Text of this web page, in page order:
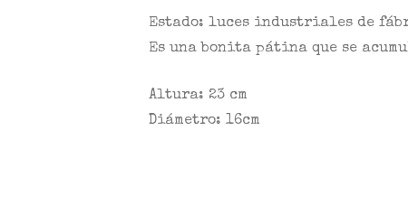
Estado: luces industriales de
Es una bonita pátina que se
Altura: 23 cm
Diámetro: 16cm